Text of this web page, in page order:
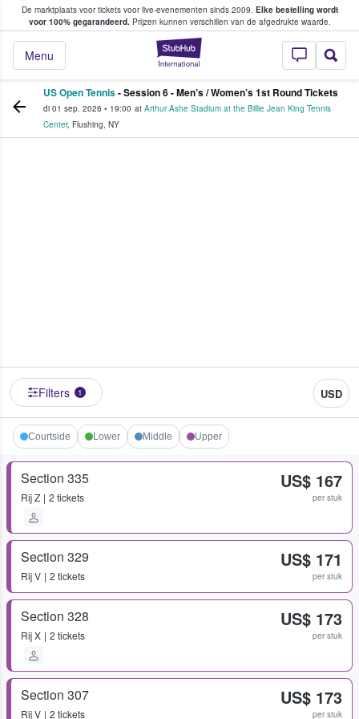
De marktplaats voor tickets voor live-evenementen sinds 2009. Elke bestelling wordt
voor 100% gegarandeerd.Prijzen kunnen verschillen van de afgedrukte waarde.
StubHub: waar
Menu
tickets kopen en verkopen
US Open Tennis- Session 6 - Men’s / Women’s 1st Round Tickets
di 01 sep. 2026 • 19:00 at Arthur Ashe Stadium at the Billie Jean King Tennis
Center, Flushing, NY
Filters 1 USD
Courtside Lower Middle Upper
Section 335
RijZ 2 tickets
US$ 167
per stuk
Section 329
RijV 2 tickets
US$ 171
per stuk
Section 328
RijX 2 tickets
US$ 173
per stuk
Section 307
RijV 2 tickets
US$ 173
per stuk